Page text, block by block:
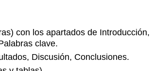
con los apartados de Introducción,
clave.
Discusión, Conclusiones.